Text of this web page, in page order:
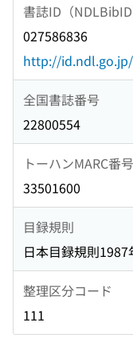
書誌ID（NDLBibID
027586836
http://
全国書誌番号
22800554
トーハンMARC番号
33501600
目録規則
日本目録規則1987
整理区分コード
111